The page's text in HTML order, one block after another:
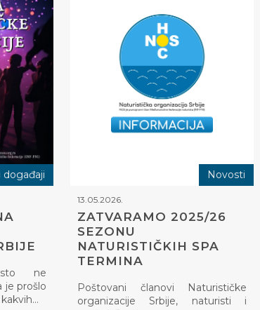
događaji
ne
je prošlo
Novosti
13.05.2026.
ZATVARAMO 2025/26
SEZONU
NATURISTIČKIH SPA
TERMINA
Poštovani članovi Naturističke
organizacije Srbije, naturisti i